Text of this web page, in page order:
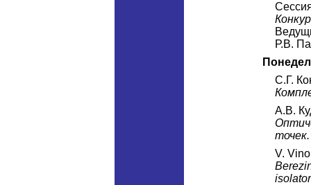
Р.В.
С.Г.
А.В.
точек.
V.